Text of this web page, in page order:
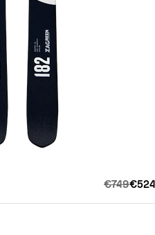
€749